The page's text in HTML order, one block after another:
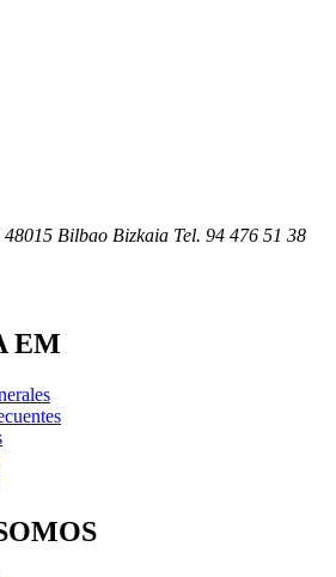
48015 Bilbao Bizkaia Tel. 94 476 51 38
EM